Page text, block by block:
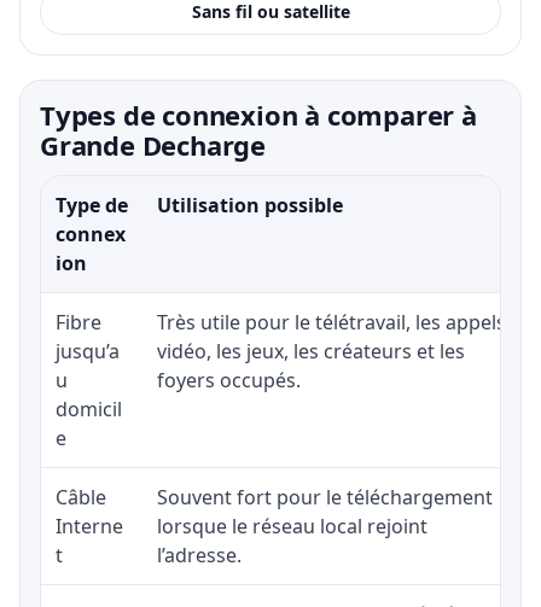
Sans fil ou satellite
Types de connexion à comparer à
Grande Decharge
Type de
connex
ion
Utilisation possible
Fibre
jusqu’a
u
domicil
e
Très utile pour le télétravail, les appels
vidéo, les jeux, les créateurs et les
foyers occupés.
Câble
Interne
t
Souvent fort pour le téléchargement
lorsque le réseau local rejoint
l’adresse.